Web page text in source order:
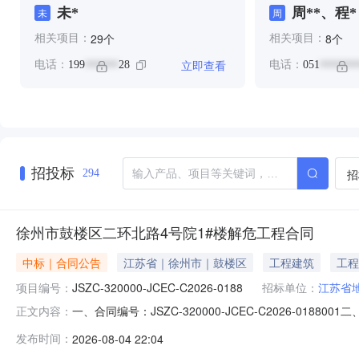
未 未*
相关项目： 29个
电话： 199 ****** 28 立即查看
周 周**、程*
相关项目： 8个
电话： 051
招投标 294
徐州市鼓楼区二环北路4号院1#楼解危工程合同
中标｜合同公告 江苏省｜徐州市｜鼓楼区 工程建筑
工程
项目编号： JSZC-320000-JCEC-C2026-0188 招标单位： 江苏省
正文内容： 一、合同编号：JSZC-320000-JCEC-C2026-0188001
方）：江苏颐恒嘉建设工程有限公司地址：江苏省徐州
发布时间： 2026-08-04 22:04